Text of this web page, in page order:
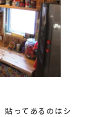
貼ってあるのはシ